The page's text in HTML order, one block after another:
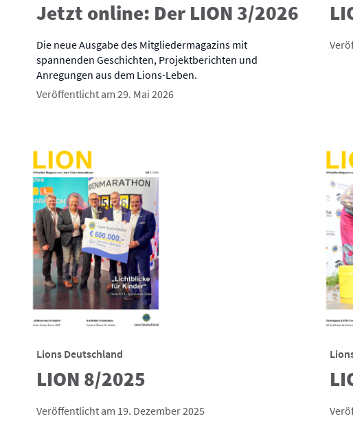
Jetzt online: Der LION 3/2026
Die neue Ausgabe des Mitgliedermagazins mit
spannenden Geschichten, Projektberichten und
Anregungen aus dem Lions-Leben.
Veröffentlicht am 29. Mai 2026
Lions Deutschland
LION 8/2025
Veröffentlicht am 19. Dezember 2025